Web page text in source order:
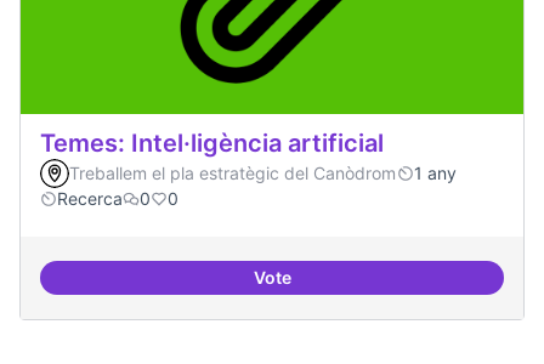
Temes: Intel·ligència artificial
Treballem el pla estratègic del Canòdrom
1 any
Recerca
0 0
VoteTemes: Intel·ligència artificial